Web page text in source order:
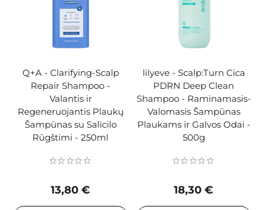
Q+A - Clarifying-Scalp
Repair Shampoo -
Valantis ir
Regeneruojantis Plaukų
Šampūnas su Salicilo
Rūgštimi - 250ml
13,80 €
lilyeve - Scalp:Turn Cica
PDRN Deep Clean
Shampoo - Raminamasis-
Valomasis Šampūnas
Plaukams ir Galvos Odai -
500g
18,30 €